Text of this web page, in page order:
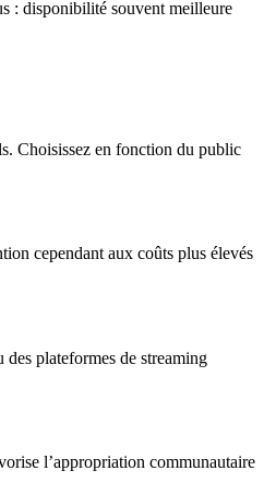
: disponibilité souvent meilleure
Choisissez en fonction du public
cependant aux coûts plus élevés
des plateformes de streaming
l’appropriation communautaire